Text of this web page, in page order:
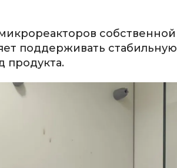
собственной
поддерживать стабильную
продукта.